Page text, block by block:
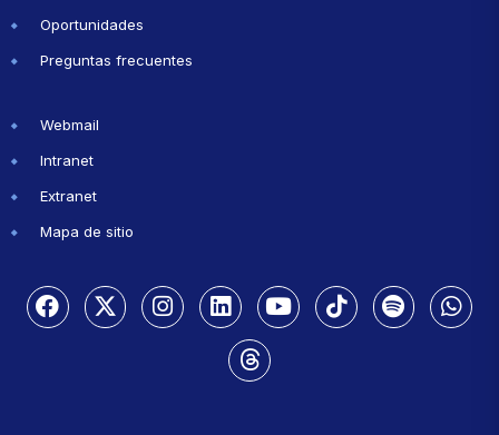
Oportunidades
Preguntas frecuentes
Webmail
Intranet
Extranet
Mapa de sitio